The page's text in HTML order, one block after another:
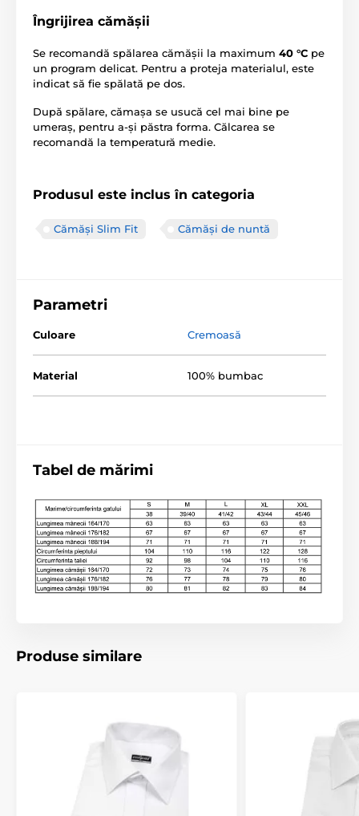
Îngrijirea cămășii
Se recomandă spălarea cămășii la maximum 40 °C pe
un program delicat. Pentru a proteja materialul, este
indicat să fie spălată pe dos.
După spălare, cămașa se usucă cel mai bine pe
umeraș, pentru a-și păstra forma. Călcarea se
recomandă la temperatură medie.
Produsul este inclus în categoria
Cămăși Slim Fit Cămăși de nuntă
Parametri
Culoare Cremoasă
Material 100% bumbac
Tabel de mărimi
Produse similare